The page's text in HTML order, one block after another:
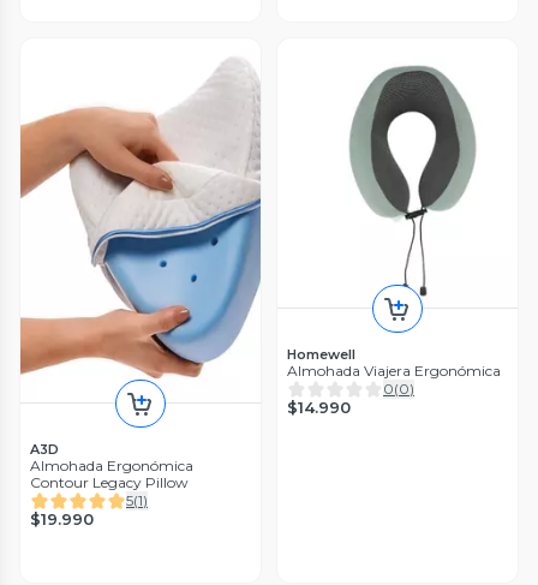
A3D
Almohada Ergonómica
Contour Legacy Pillow
5(1)
$19.990
Homewell
Almohada Viajera Ergonómica
0(0)
$14.990